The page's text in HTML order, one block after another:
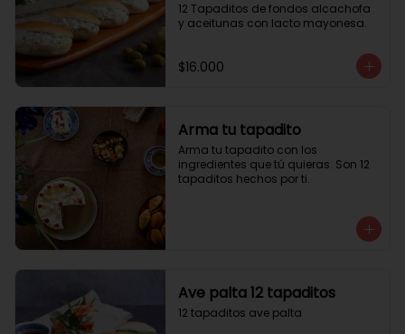
12 Tapaditos de fondos alcachofa
y aceitunas con lacto mayonesa.
$16.000
Arma tu tapadito
Arma tu tapadito con los
ingredientes que tú quieras. Son 12
tapaditos hechos por ti.
Ave palta 12 tapaditos
12 tapaditos ave palta